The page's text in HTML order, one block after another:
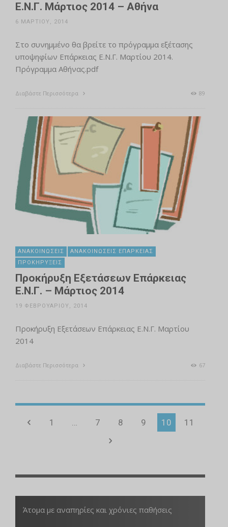
Ε.Ν.Γ. Μάρτιος 2014 – Αθήνα
6 ΜΑΡΤΊΟΥ, 2014
Στο συνημμένο θα βρείτε το πρόγραμμα εξέτασης
υποψηφίων Επάρκειας Ε.Ν.Γ. Μαρτίου 2014.
Πρόγραμμα Αθήνας.pdf
Διαβάστε Περισσότερα 89
ΑΝΑΚΟΙΝΏΣΕΙΣ
ΑΝΑΚΟΙΝΏΣΕΙΣ ΕΠΆΡΚΕΙΑΣ
ΠΡΟΚΗΡΎΞΕΙΣ
Προκήρυξη Εξετάσεων Επάρκειας
Ε.Ν.Γ. – Μάρτιος 2014
19 ΦΕΒΡΟΥΑΡΊΟΥ, 2014
Προκήρυξη Εξετάσεων Επάρκειας Ε.Ν.Γ. Μαρτίου
2014
Διαβάστε Περισσότερα 67
1 7 8 9 10 11
Άτομα με αναπηρίες και χρόνιες παθήσεις